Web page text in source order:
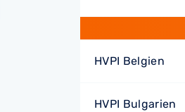
HVPI Belgien
HVPI Bulgarien